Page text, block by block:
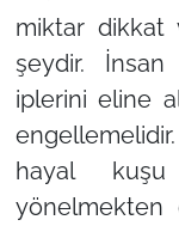
miktar dikkat
şeydir.
iplerini eline
hayal